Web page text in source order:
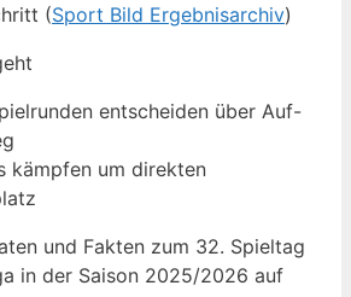
(Sport Bild Ergebnisarchiv)
entscheiden über Auf-
kämpfen um direkten
und Fakten zum 32. Spieltag
in der Saison 2025/2026 auf